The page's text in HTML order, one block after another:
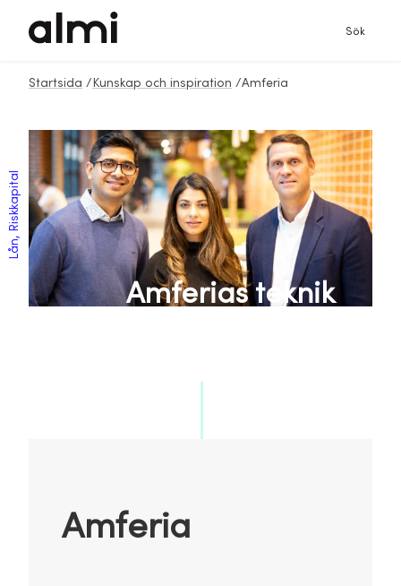
Sök
Startsida / Kunskap och inspiration /Amferia
Amferias teknik
Lån, Riskkapital
Amferia